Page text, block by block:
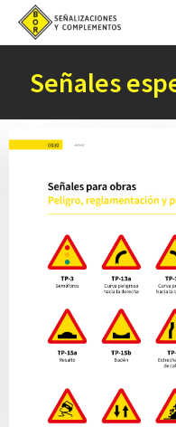
Señales